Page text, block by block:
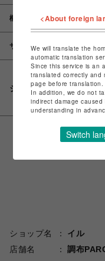
概要
サイズ
シェアする
ショップ名
イル
店舗名
調布
<About foreign
We will translate the
automatic translation
Since this service is an
translated correctly and
page before translation.
In addition, we do not
indirect damage
understanding in
Switch